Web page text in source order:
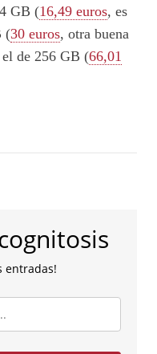
GB (16,49 euros, es
(30 euros, otra buena
de 256 GB (66,01
entradas!